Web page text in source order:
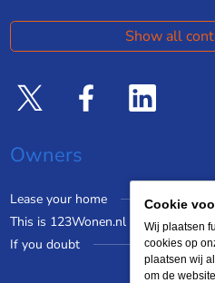
Show all
Owners
Lease your home
This is 123Wonen.nl
If you doubt
Cookie
Wij plaatsen
cookies op
plaatsen wij
om de